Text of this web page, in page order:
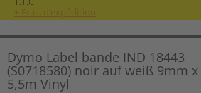
+ Frais d’expédition
Dymo Label bande IND 18443
(S0718580) noir auf weiß 9mm x
5,5m Vinyl